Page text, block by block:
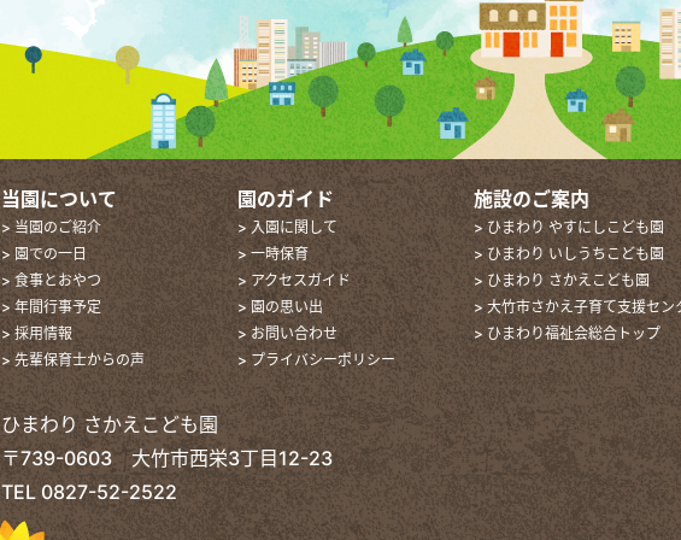
当園について
> 当園のご紹介
> 園での一日
> 食事とおやつ
> 年間行事予定
> 採用情報
> 先輩保育士からの声
園のガイド
> 入園に関して
> 一時保育
> アクセスガイド
> 園の思い出
> お問い合わせ
> プライバシーポリシー
施設のご案内
> ひまわり やすにしこども園
> ひまわり いしうちこども園
> ひまわり さかえこども園
> 大竹市さかえ子育て支援セン
> ひまわり福祉会総合トップ
ひまわり さかえこども園
〒739-0603 大竹市西栄3丁目12-23
TEL 0827-52-2522